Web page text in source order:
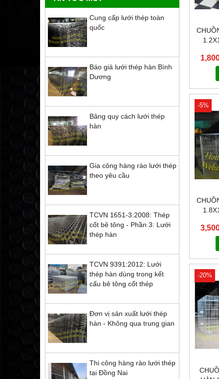
Cung cấp lưới thép toàn
quốc
Báo giá lưới thép hàn Bình
Dương
Bảng quy cách lưới thép
hàn
Gia công hàng rào lưới thép
theo yêu cầu
TCVN 1651-3:2008: Thép
cốt bê tông - Phần 3: Lưới
thép hàn
TCVN 9391:2012: Lưới
thép hàn dùng trong kết
cấu bê tông cốt thép
Đơn vị sản xuất lưới thép
hàn - Không qua trung gian
Thi công hàng rào lưới thép
tại Đồng Nai
-5%
-20%